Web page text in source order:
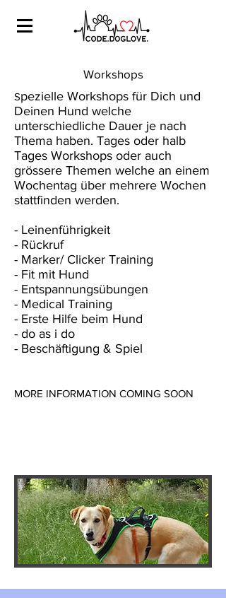
Workshops
Spezielle Workshops für Dich und
Deinen Hund welche
unterschiedliche Dauer je nach
Thema haben. Tages oder halb
Tages Workshops oder auch
grössere Themen welche an einem
Wochentag über mehrere Wochen
stattfinden werden.
- Leinenführigkeit
- Rückruf
- Marker/ Clicker Training
- Fit mit Hund
- Entspannungsübungen
- Medical Training
- Erste Hilfe beim Hund
- do as i do
- Beschäftigung & Spiel
MORE INFORMATION COMING SOON